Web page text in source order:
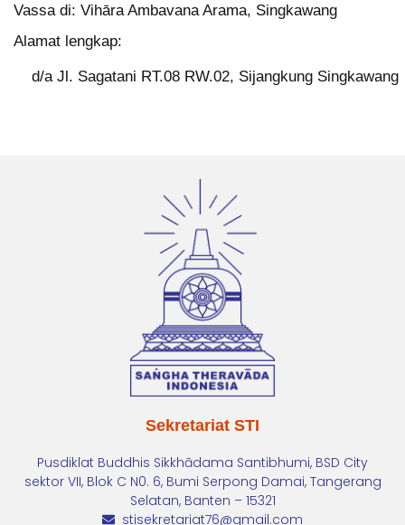
Vassa di: Vihāra Ambavana Arama, Singkawang
Alamat lengkap:
d/a Jl. Sagatani RT.08 RW.02, Sijangkung Singkawang
Sekretariat STI
Pusdiklat Buddhis Sikkhādama Santibhumi, BSD City
sektor VII, Blok C N0. 6, Bumi Serpong Damai, Tangerang
Selatan, Banten – 15321
stisekretariat76@gmail.com